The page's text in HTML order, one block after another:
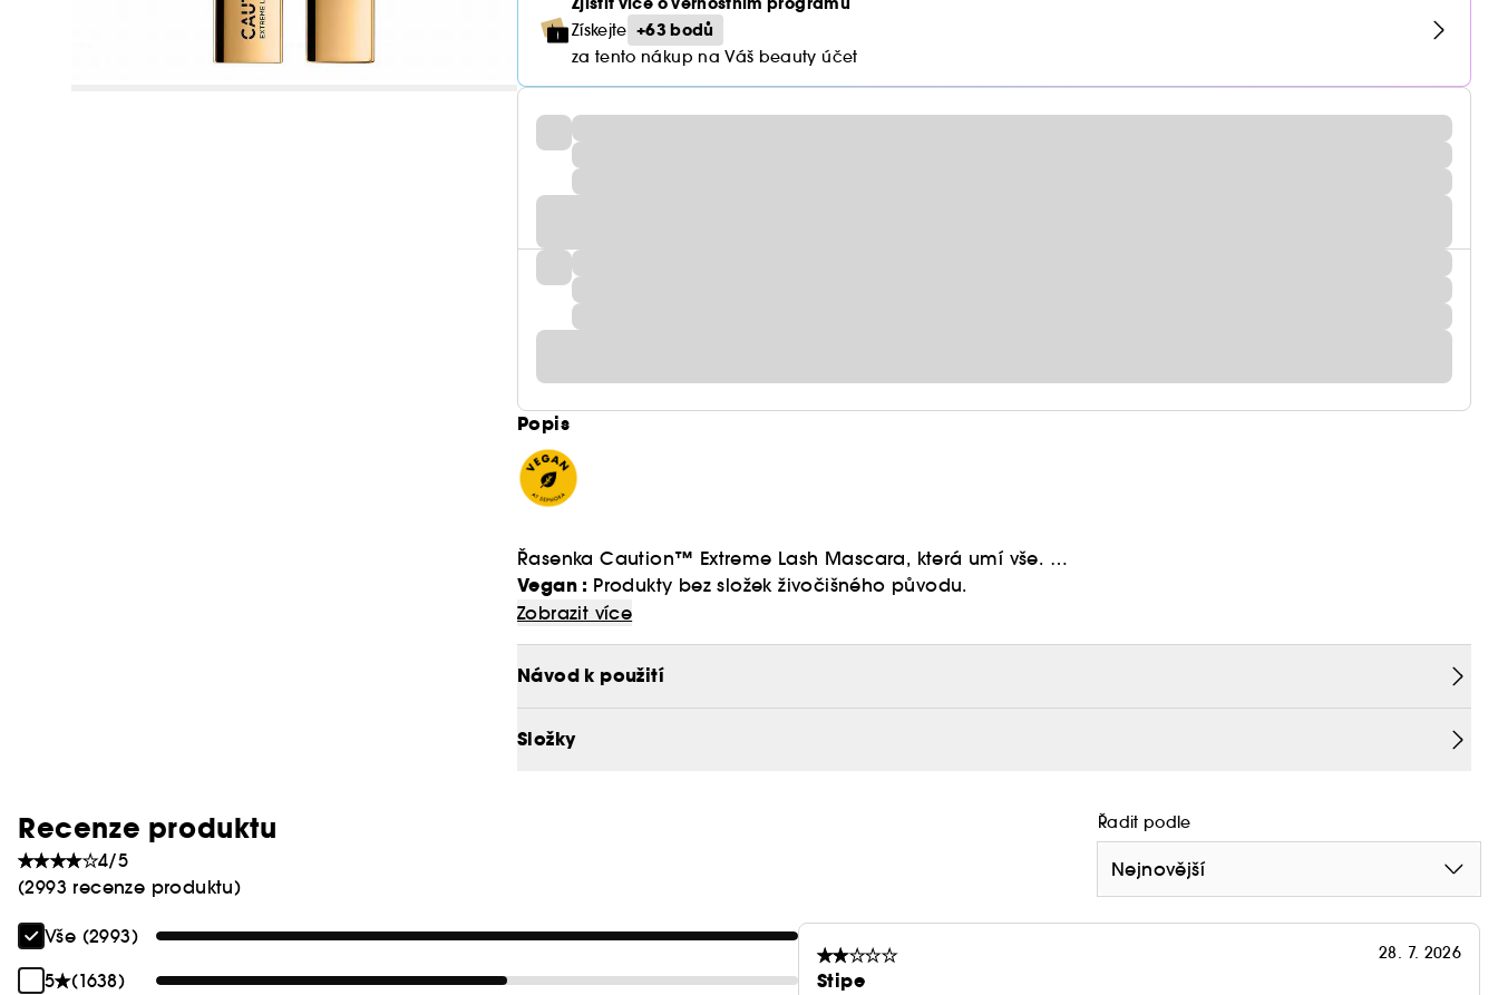
Získejte +63 bodů
za tento nákup na Váš beauty účet
Popis
Řasenka Caution™ Extreme Lash Mascara, která umí vše.
Vytvoří nekonečně dlouhé řasy, intenzivní objem a natočení - extrémně dramatické řasy.
Kombinace inovativního 4D Amplifier kartáčku s vynikající texturou boří hranice tradičních řasenek.
Vegan : Produkty bez složek živočišného původu.
Zobrazit více
Návod k použití
Složky
Recenze produktu
4/5
(2993 recenze produktu)
Řadit podle
Nejnovější
Vše (2993)
5
(1638)
28. 7. 2026
Stipe